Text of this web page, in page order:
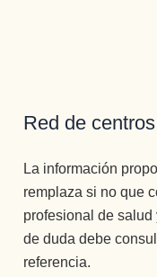
Red de centros
La información
remplaza si no que
profesional de
de duda debe
referencia.